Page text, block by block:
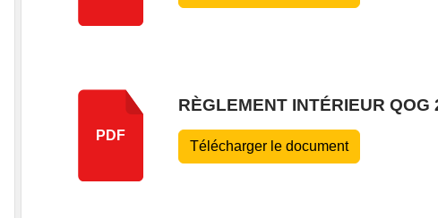
PDF
RÈGLEMENT INTÉRIEUR QOG
Télécharger le document